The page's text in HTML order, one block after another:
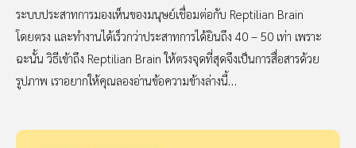
ระบบประสาทการมองเห็นของมนุษย์เชื่อมต่อกับ Reptilian Brain
โดยตรง และทำงานได้เร็วกว่าประสาทการได้ยินถึง 40 – 50 เท่า เพราะ
ฉะนั้น วิธีเข้าถึง Reptilian Brain ให้ตรงจุดที่สุดจึงเป็นการสื่อสารด้วย
รูปภาพ เราอยากให้คุณลองอ่านข้อความข้างล่างนี้…